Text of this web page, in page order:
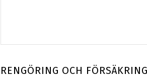
RENGÖRING OCH FÖRSÄKRING